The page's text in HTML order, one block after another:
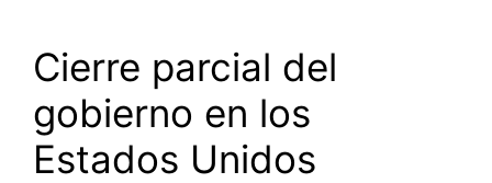
Cierre parcial del
gobierno en los
Estados Unidos